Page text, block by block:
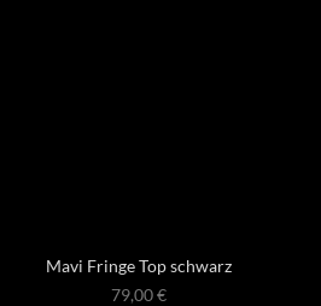
Mavi Fringe Top schwarz
79,00€